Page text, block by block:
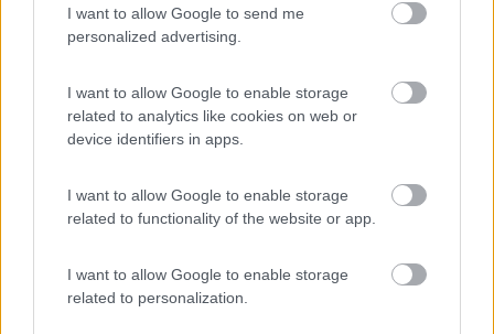
I want to allow Google to send me
personalized advertising.
I want to allow Google to enable storage
related to analytics like cookies on web or
device identifiers in apps.
I want to allow Google to enable storage
related to functionality of the website or app.
I want to allow Google to enable storage
related to personalization.
Area di sosta (PS)
Agriturismo Le Roghete